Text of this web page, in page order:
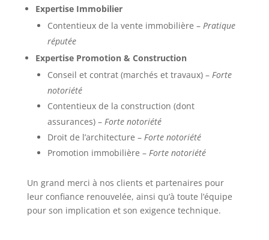
Expertise Immobilier
Contentieux de la vente immobilière – Pratique
réputée
Expertise Promotion & Construction
Conseil et contrat (marchés et travaux) – Forte
notoriété
Contentieux de la construction (dont
assurances) – Forte notoriété
Droit de l’architecture – Forte notoriété
Promotion immobilière – Forte notoriété
Un grand merci à nos clients et partenaires pour
leur confiance renouvelée, ainsi qu’à toute l’équipe
pour son implication et son exigence technique.